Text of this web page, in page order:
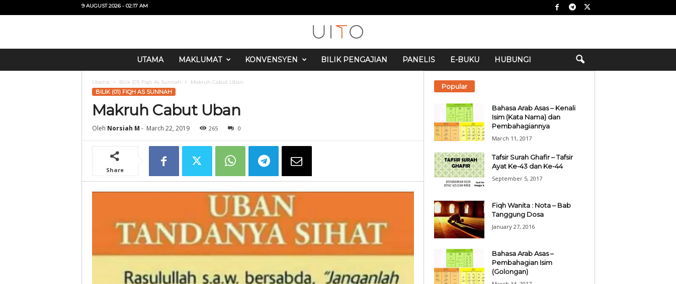
9 AUGUST 2026 - 02:17 AM
UTAMA MAKLUMAT KONVENSYEN BILIK PENGAJIAN PANELIS E-BUKU HUBUNGI
Utama Bilik (01) Fiqh As Sunnah Makruh Cabut Uban
BILIK (01) FIQH AS SUNNAH
Makruh Cabut Uban
Oleh Norsiah M - March 22, 2019 265 0
Share
Popular
Bahasa Arab Asas – Kenali
Isim (Kata Nama) dan
Pembahagiannya
March 11, 2017
Tafsir Surah Ghafir – Tafsir
Ayat Ke-43 dan Ke-44
September 5, 2017
Fiqh Wanita : Nota – Bab
Tanggung Dosa
January 27, 2016
Bahasa Arab Asas –
Pembahagian Isim
(Golongan)